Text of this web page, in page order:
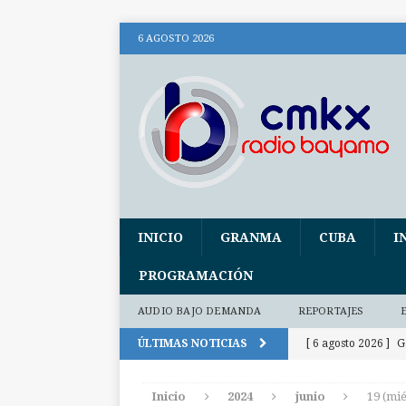
6 AGOSTO 2026
INICIO GRANMA CUBA
PROGRAMACIÓN
AUDIO BAJO DEMANDA REPORTAJES
ÚLTIMAS NOTICIAS [ 6 agosto 2026 ]
Inicio 2024 junio 19